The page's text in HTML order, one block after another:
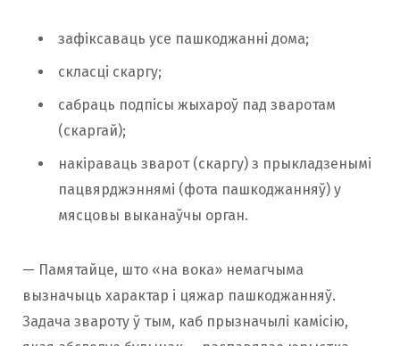
зафіксаваць усе пашкоджанні дома;
скласці скаргу;
сабраць подпісы жыхароў пад зваротам
(скаргай);
накіраваць зварот (скаргу) з прыкладзенымі
пацвярджэннямі (фота пашкоджанняў) у
мясцовы выканаўчы орган.
— Памятайце, што «на вока» немагчыма
вызначыць характар ​​і цяжар пашкоджанняў.
Задача звароту ў тым, каб прызначылі камісію,